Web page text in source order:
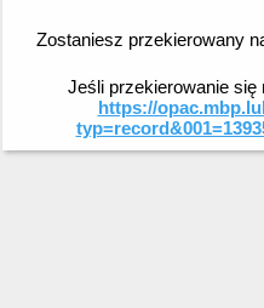
Zostaniesz przekierowany
Jeśli przekierowanie się
https://